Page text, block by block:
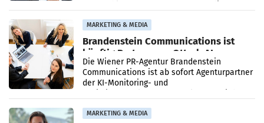
MARKETING & MEDIA
Brandenstein Communications ist
künftig Partner von OtterlyAI
Die Wiener PR-Agentur Brandenstein
Communications ist ab sofort Agenturpartner
der KI-Monitoring- und
MARKETING & MEDIA